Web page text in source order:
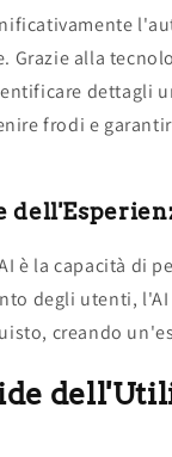
Grazie alla
dettagli
frodi e
è la capacità di
degli utenti,
creando